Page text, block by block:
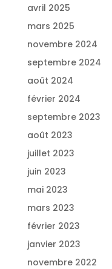
avril 2025
mars 2025
novembre 2024
septembre 2024
août 2024
février 2024
septembre 2023
août 2023
juillet 2023
juin 2023
mai 2023
mars 2023
février 2023
janvier 2023
novembre 2022